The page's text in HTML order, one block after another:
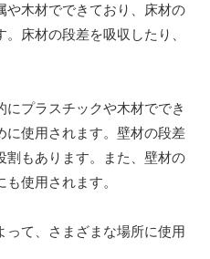
や木材でできており、床材の
床材の段差を吸収したり、
にプラスチックや木材ででき
に使用されます。壁材の段差
割もあります。また、壁材の
使用されます。
って、さまざまな場所に使用